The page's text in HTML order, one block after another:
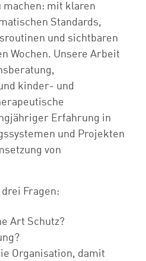
machen: mit klaren
Standards,
und sichtbaren
Wochen. Unsere Arbeit
kinder- und
Erfahrung in
und Projekten
von
Fragen:
Art Schutz?
Organisation, damit